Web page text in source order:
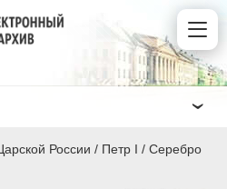
России / Пeтр I / Серебро